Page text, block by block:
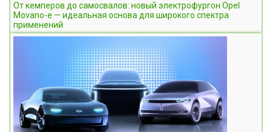
От кемперов до самосвалов: новый электрофургон Opel
Movano-e — идеальная основа для широкого спектра
применений